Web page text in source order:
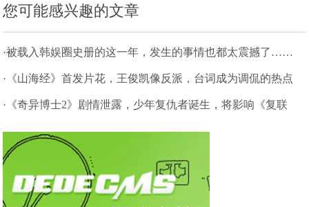
您可能感兴趣的文章
·被载入韩娱圈史册的这一年，发生的事情也都太震撼了……
·《山海经》首发片花，王俊凯像反派，台词成为调侃的热点
·《奇异博士2》剧情泄露，少年复仇者诞生，将影响《复联
5》